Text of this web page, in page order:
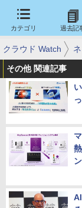
カテゴリ 過去記
クラウド Watch
その他 関連記事